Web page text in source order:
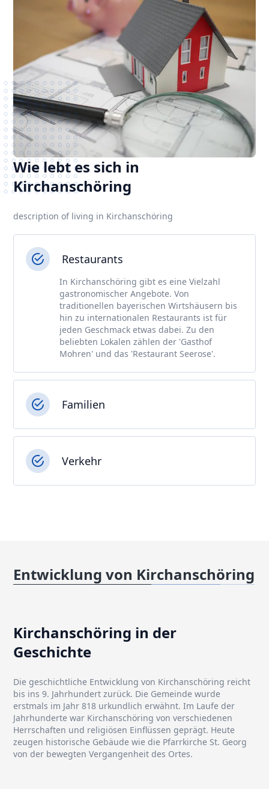
Wie lebt es sich in
Kirchanschöring
description of living in Kirchanschöring
Restaurants
In Kirchanschöring gibt es eine Vielzahl
gastronomischer Angebote. Von
traditionellen bayerischen Wirtshäusern bis
hin zu internationalen Restaurants ist für
jeden Geschmack etwas dabei. Zu den
beliebten Lokalen zählen der 'Gasthof
Mohren' und das 'Restaurant Seerose'.
Familien
Verkehr
Entwicklung von Kirchanschöring
Kirchanschöring in der
Geschichte
Die geschichtliche Entwicklung von Kirchanschöring reicht
bis ins 9. Jahrhundert zurück. Die Gemeinde wurde
erstmals im Jahr 818 urkundlich erwähnt. Im Laufe der
Jahrhunderte war Kirchanschöring von verschiedenen
Herrschaften und religiösen Einflüssen geprägt. Heute
zeugen historische Gebäude wie die Pfarrkirche St. Georg
von der bewegten Vergangenheit des Ortes.